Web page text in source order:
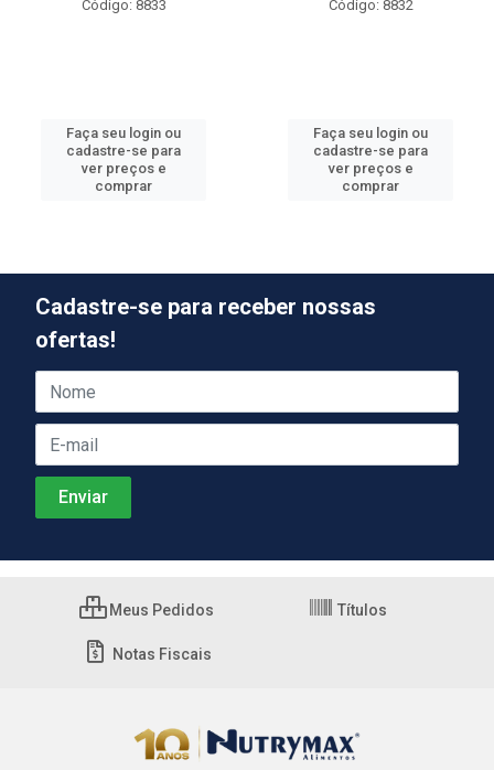
Código: 8833
Faça seu login ou
cadastre-se para
ver preços e
comprar
Código: 8832
Faça seu login ou
cadastre-se para
ver preços e
comprar
Cadastre-se para receber nossas
ofertas!
Meus Pedidos Títulos
Notas Fiscais